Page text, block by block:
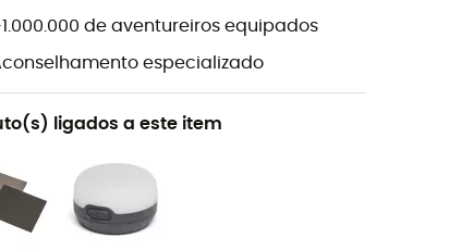
de aventureiros equipados
especializado
ligados a este item